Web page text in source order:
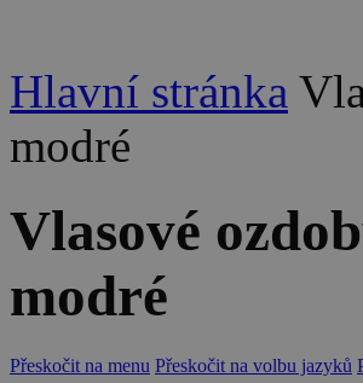
Hlavní stránka
modré
Vlasové
modré
Přeskočit na menu Přeskočit na volbu jazyků